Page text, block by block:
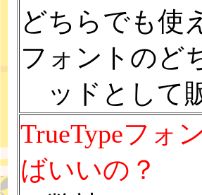
どちらでも使
フォントのど
ッドとして
TrueTypeフォ
ばいいの？